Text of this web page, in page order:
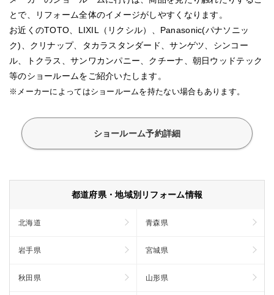
とで、リフォーム全体のイメージがしやすくなります。
お近くのTOTO、LIXIL（リクシル）、Panasonic(パナソニッ
ク)、クリナップ、タカラスタンダード、サンゲツ、シンコー
ル、トクラス、サンワカンパニー、クチーナ、朝日ウッドテック
等のショールームをご紹介いたします。
※メーカーによってはショールームを持たない場合もあります。
ショールーム予約詳細
都道府県・地域別リフォーム情報
北海道 青森県
岩手県 宮城県
秋田県 山形県